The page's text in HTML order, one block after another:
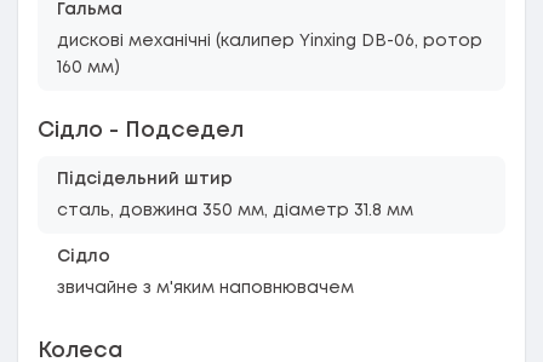
Гальма
дискові механічні (калипер Yinxing DB-06, ротор
160 мм)
Сідло - Подседел
Підсідельний штир
сталь, довжина 350 мм, діаметр 31.8 мм
Сідло
звичайне з м'яким наповнювачем
Колеса